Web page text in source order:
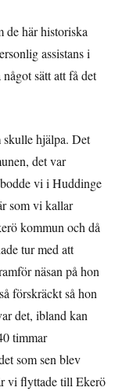
de här historiska
assistans i
sätt att få det
skulle hjälpa. Det
det var
vi i Huddinge
som vi kallar
kommun och då
tur med att
näsan på hon
förskräckt så hon
det, ibland kan
timmar
som sen blev
vi flyttade till Ekerö